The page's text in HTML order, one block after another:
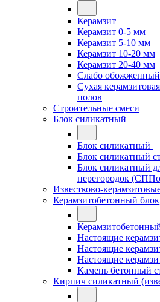
Керамзит
Керамзит 0-5 мм
Керамзит 5-10 мм
Керамзит 10-20 мм
Керамзит 20-40 мм
Слабо обожженный
Сухая
полов
Строительные смеси
Блок силикатный
Блок силикатный
Блок силикатный
Блок силикатный
перегородок
Известково-
Керамзитобетонный
Настоящие
Настоящие
Настоящие
Камень бетонный
Кирпич силикатный